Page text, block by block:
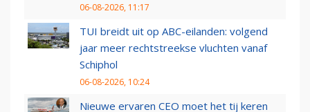
06-08-2026, 11:17
TUI breidt uit op ABC-eilanden: volgend
jaar meer rechtstreekse vluchten vanaf
Schiphol
06-08-2026, 10:24
Nieuwe ervaren CEO moet het tij keren